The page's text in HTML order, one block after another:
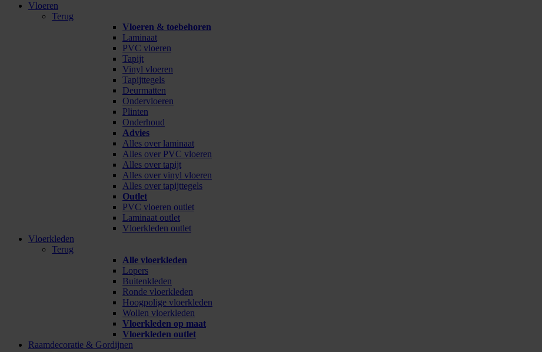
Vloeren
Terug
Vloeren & toebehoren
Laminaat
PVC vloeren
Tapijt
Vinyl vloeren
Tapijttegels
Deurmatten
Ondervloeren
Plinten
Onderhoud
Advies
Alles over laminaat
Alles over PVC vloeren
Alles over tapijt
Alles over vinyl vloeren
Alles over tapijttegels
Outlet
PVC vloeren outlet
Laminaat outlet
Vloerkleden outlet
Vloerkleden
Terug
Alle vloerkleden
Lopers
Buitenkleden
Ronde vloerkleden
Hoogpolige vloerkleden
Wollen vloerkleden
Vloerkleden op maat
Vloerkleden outlet
Raamdecoratie & Gordijnen